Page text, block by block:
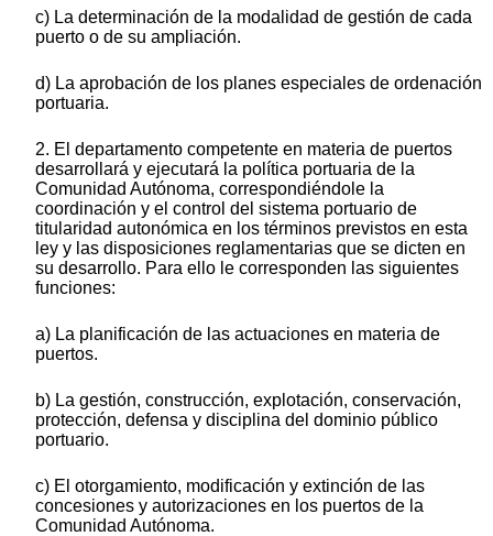
c) La determinación de la modalidad de gestión de cada
puerto o de su ampliación.
d) La aprobación de los planes especiales de ordenación
portuaria.
2. El departamento competente en materia de puertos
desarrollará y ejecutará la política portuaria de la
Comunidad Autónoma, correspondiéndole la
coordinación y el control del sistema portuario de
titularidad autonómica en los términos previstos en esta
ley y las disposiciones reglamentarias que se dicten en
su desarrollo. Para ello le corresponden las siguientes
funciones:
a) La planificación de las actuaciones en materia de
puertos.
b) La gestión, construcción, explotación, conservación,
protección, defensa y disciplina del dominio público
portuario.
c) El otorgamiento, modificación y extinción de las
concesiones y autorizaciones en los puertos de la
Comunidad Autónoma.